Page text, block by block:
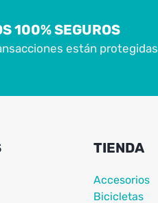
100% SEGUROS
están protegidas
TIENDA
Accesorios
Bicicletas